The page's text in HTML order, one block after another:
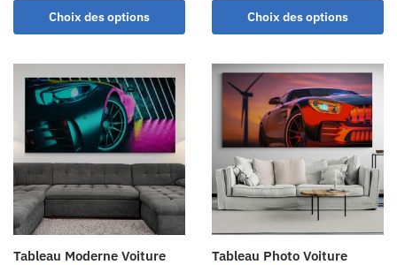
Choix des options Choix des options
Tableau Moderne Voiture Tableau Photo Voiture